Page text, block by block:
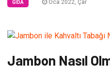
GIDA Oca 2022, Çar
Jambon Nasıl